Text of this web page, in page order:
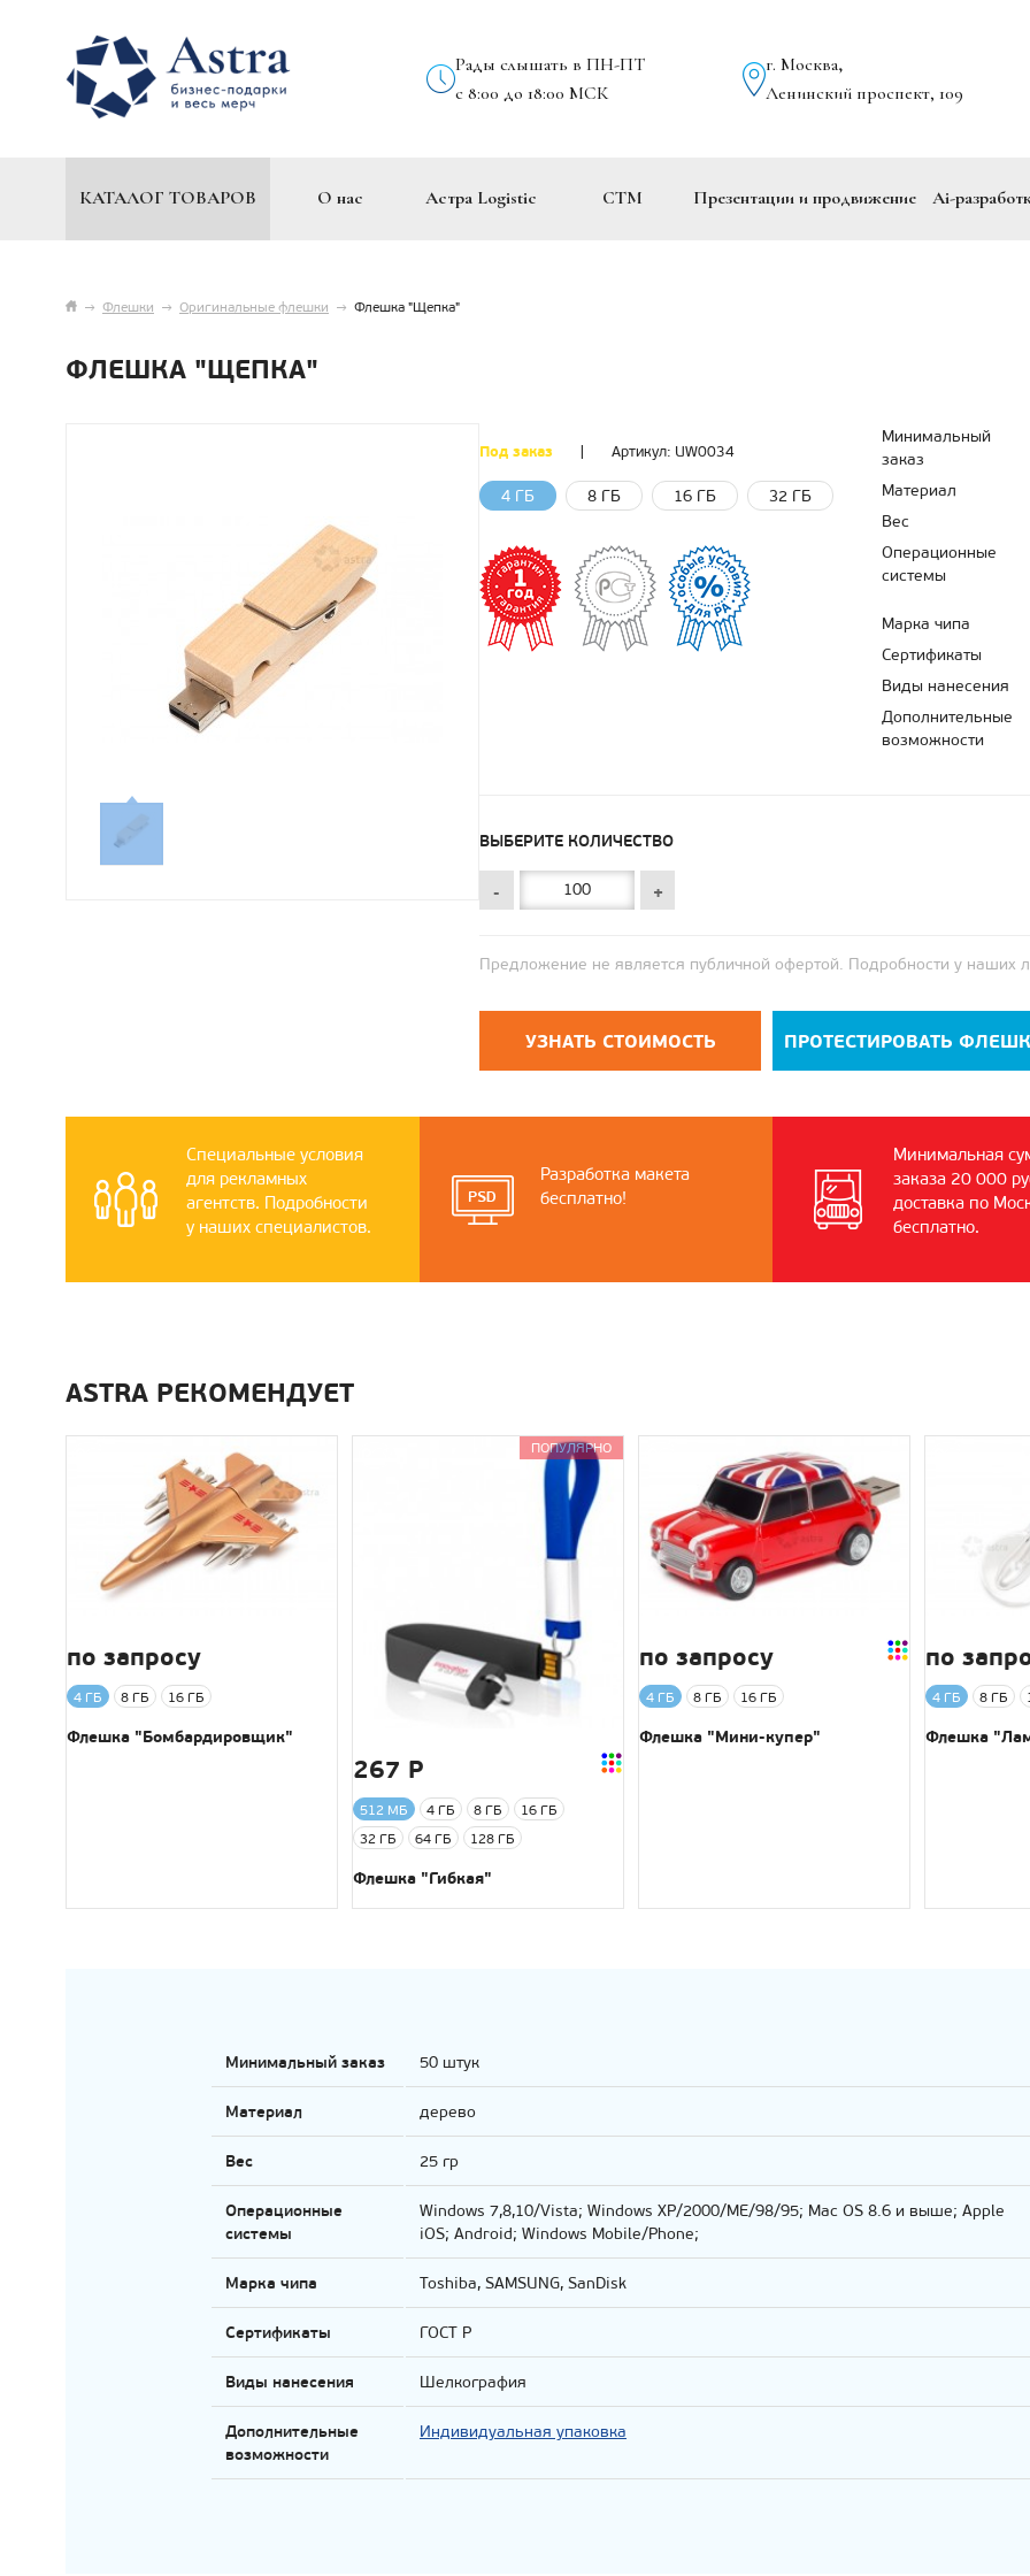
Рады слышать в ПН-ПТ
с 8:00 до 18:00 МСК
г. Москва,
Ленинский проспект, 109
КАТАЛОГ ТОВАРОВ О нас Астра Logistic СТМ Презентации и продвижение Ai-
→ Флешки → Оригинальные флешки → Флешка "Щепка"
ФЛЕШКА "ЩЕПКА"
Под заказ Артикул: UW0034
4 ГБ 8 ГБ 16 ГБ 32 ГБ
Минимальный
заказ
Материал
Вес
Операционные
системы
Марка чипа
Сертификаты
Виды нанесения
Дополнительные
возможности
ВЫБЕРИТЕ КОЛИЧЕСТВО
- +
Предложение не является публичной офертой. Подробности у наших
УЗНАТЬ СТОИМОСТЬ ПРОТЕСТИРОВАТЬ
Специальные условия
для рекламных
агентств. Подробности
у наших специалистов.
Разработка макета
бесплатно!
Минимальная
заказа 20 000
доставка по
бесплатно.
ASTRA РЕКОМЕНДУЕТ
по запросу
4 ГБ 8 ГБ 16 ГБ
Флешка "Бомбардировщик"
ПОПУЛЯРНО
267 Р
512 МБ 4 ГБ 8 ГБ
16 ГБ
32 ГБ
64 ГБ 128 ГБ
Флешка "Гибкая"
по запросу
4 ГБ 8 ГБ 16 ГБ
Флешка "Мини-купер"
по
4 ГБ 8 ГБ
Флешка
Минимальный заказ 50 штук
Материал дерево
Вес 25 гр
Операционные
системы
Windows 7,8,10/Vista; Windows XP/2000/ME/98/95; Mac OS 8.6 и выше; Apple
iOS; Android; Windows Mobile/Phone;
Марка чипа Toshiba, SAMSUNG, SanDisk
Сертификаты ГОСТ Р
Виды нанесения Шелкография
Дополнительные
возможности
Индивидуальная упаковка